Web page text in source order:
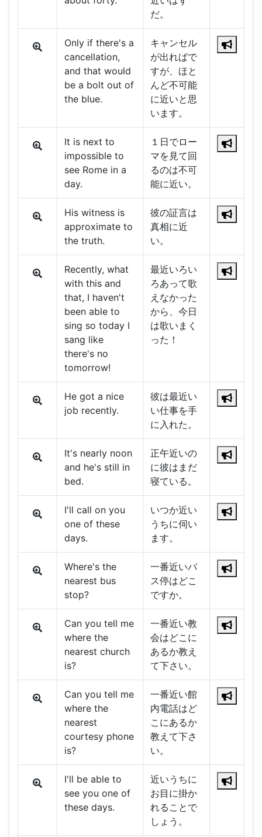
だ。
Only if there's a
cancellation,
and that would
be a bolt out of
the blue.
キャンセル
が出ればで
すが、ほと
んど不可能
に近いと思
います。
It is next to
impossible to
see Rome in a
day.
１日でロー
マを見て回
るのは不可
能に近い。
His witness is
approximate to
the truth.
彼の証言は
真相に近
い。
Recently, what
with this and
that, I haven't
been able to
sing so today I
sang like
there's no
tomorrow!
最近いろい
ろあって歌
えなかった
から、今日
は歌いまく
った！
He got a nice
job recently.
彼は最近い
い仕事を手
に入れた。
It's nearly noon
and he's still in
bed.
正午近いの
に彼はまだ
寝ている。
I'll call on you
one of these
days.
いつか近い
うちに伺い
ます。
Where's the
nearest bus
stop?
一番近いバ
ス停はどこ
ですか。
Can you tell me
where the
nearest church
is?
一番近い教
会はどこに
あるか教え
て下さい。
Can you tell me
where the
nearest
courtesy phone
is?
一番近い館
内電話はど
こにあるか
教えて下さ
い。
I'll be able to
see you one of
these days.
近いうちに
お目に掛か
れることで
しょう。